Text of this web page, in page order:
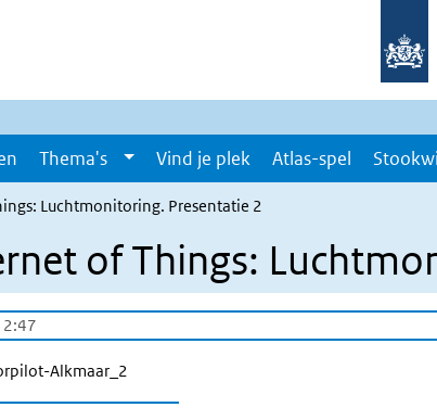
Thema's Vind je plek Atlas-spel
Luchtmonitoring. Presentatie 2
of Things:
Alkmaar_2